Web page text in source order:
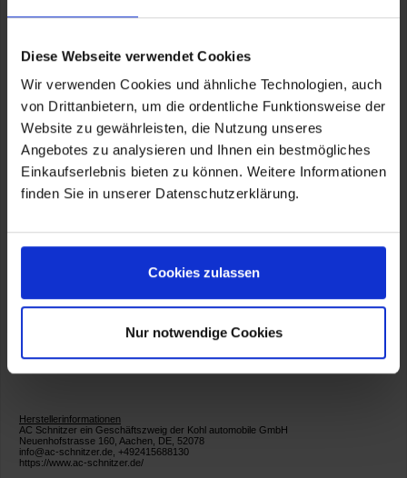
Diese Webseite verwendet Cookies
Wir verwenden Cookies und ähnliche Technologien, auch
von Drittanbietern, um die ordentliche Funktionsweise der
Website zu gewährleisten, die Nutzung unseres
Angebotes zu analysieren und Ihnen ein bestmögliches
Einkaufserlebnis bieten zu können. Weitere Informationen
finden Sie in unserer Datenschutzerklärung.
Cookies zulassen
Nur notwendige Cookies
Lieferumfang
- MI3 Felgen einteilig, gegossen in BiColor
- montiert und ausgewuchtet
- pentagonaler Nabendeckel mit AC Schnitzer Schriftzug
- Qualitätsanhänger
- Fahrzeug- und Felgenspezifisches Montage- und
Befestigungsmaterial
- 4 Stück RDC Radelektronikmodul
- Radabdeckung Hinterachse rechts und links
- Echtheitszertifikat
- Teiletypgenehmigung
82446014247
Herstellerinformationen
AC Schnitzer ein Geschäftszweig der Kohl automobile GmbH
Neuenhofstrasse 160, Aachen, DE, 52078
info@ac-schnitzer.de, +492415688130
https://www.ac-schnitzer.de/